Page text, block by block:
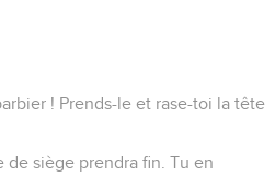
! Prends-le et rase-toi la tête
siège prendra fin. Tu en